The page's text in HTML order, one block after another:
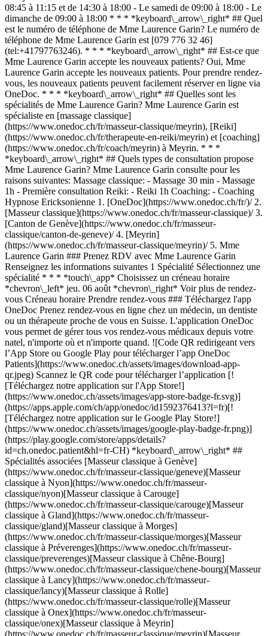
08:45 à 11:15 et de 14:30 à 18:00 - Le samedi de 09:00 à 18:00 - Le
dimanche de 09:00 à 18:00 * * * *keyboard\_arrow\_right* ## Quel
est le numéro de téléphone de Mme Laurence Garin? Le numéro de
téléphone de Mme Laurence Garin est [079 776 32 46]
(tel:+41797763246). * * * *keyboard\_arrow\_right* ## Est-ce que
Mme Laurence Garin accepte les nouveaux patients? Oui, Mme
Laurence Garin accepte les nouveaux patients. Pour prendre rendez-
vous, les nouveaux patients peuvent facilement réserver en ligne via
OneDoc. * * * *keyboard\_arrow\_right* ## Quelles sont les
spécialités de Mme Laurence Garin? Mme Laurence Garin est
spécialiste en [massage classique]
(https://www.onedoc.ch/fr/masseur-classique/meyrin), [Reiki]
(https://www.onedoc.ch/fr/therapeute-en-reiki/meyrin) et [coaching]
(https://www.onedoc.ch/fr/coach/meyrin) à Meyrin. * * *
*keyboard\_arrow\_right* ## Quels types de consultation propose
Mme Laurence Garin? Mme Laurence Garin consulte pour les
raisons suivantes: Massage classique: - Massage 30 min - Massage
1h - Première consultation Reiki: - Reiki 1h Coaching: - Coaching
Hypnose Ericksonienne 1. [OneDoc](https://www.onedoc.ch/fr/)/ 2. [Masseur classique](https://www.onedoc.ch/fr/masseur-classique)/ 3. [Canton de Genève](https://www.onedoc.ch/fr/masseur-classique/canton-de-geneve)/ 4. [Meyrin](https://www.onedoc.ch/fr/masseur-classique/meyrin)/ 5. Mme Laurence Garin ### Prenez RDV avec Mme Laurence Garin Renseignez les informations suivantes 1 Spécialité Sélectionnez une spécialité * * * *touch\_app* Choisissez un créneau horaire *chevron\_left* jeu. 06 août *chevron\_right* Voir plus de rendez-vous Créneau horaire Prendre rendez-vous ### Téléchargez l'app OneDoc Prenez rendez-vous en ligne chez un médecin, un dentiste ou un thérapeute proche de vous en Suisse. L'application OneDoc vous permet de gérer tous vos rendez-vous médicaux depuis votre natel, n'importe où et n'importe quand. ![Code QR redirigeant vers l’App Store ou Google Play pour télécharger l’app OneDoc Patients](https://www.onedoc.ch/assets/images/download-app-qr.jpeg) Scannez le QR code pour télécharger l’application [![Téléchargez notre application sur l'App Store!](https://www.onedoc.ch/assets/images/app-store-badge-fr.svg)](https://apps.apple.com/ch/app/onedoc/id1592376413?l=fr)[![Téléchargez notre application sur le Google Play Store!](https://www.onedoc.ch/assets/images/google-play-badge-fr.png)](https://play.google.com/store/apps/details?id=ch.onedoc.patient&hl=fr-CH) *keyboard\_arrow\_right* ## Spécialités associées [Masseur classique à Genève](https://www.onedoc.ch/fr/masseur-classique/geneve)[Masseur classique à Nyon](https://www.onedoc.ch/fr/masseur-classique/nyon)[Masseur classique à Carouge](https://www.onedoc.ch/fr/masseur-classique/carouge)[Masseur classique à Gland](https://www.onedoc.ch/fr/masseur-classique/gland)[Masseur classique à Morges](https://www.onedoc.ch/fr/masseur-classique/morges)[Masseur classique à Préverenges](https://www.onedoc.ch/fr/masseur-classique/preverenges)[Masseur classique à Chêne-Bourg](https://www.onedoc.ch/fr/masseur-classique/chene-bourg)[Masseur classique à Lancy](https://www.onedoc.ch/fr/masseur-classique/lancy)[Masseur classique à Rolle](https://www.onedoc.ch/fr/masseur-classique/rolle)[Masseur classique à Onex](https://www.onedoc.ch/fr/masseur-classique/onex)[Masseur classique à Meyrin](https://www.onedoc.ch/fr/masseur-classique/meyrin)[Masseur classique à Vernier](https://www.onedoc.ch/fr/masseur-classique/vernier)[Masseur classique à Petit-Lancy](https://www.onedoc.ch/fr/masseur-classique/petit-lancy)[Masseur classique à Cointrin](https://www.onedoc.ch/fr/masseur-classique/cointrin)[Masseur classique à Saint-Sulpice](https://www.onedoc.ch/fr/masseur-classique/saint-sulpice)[Masseur classique à Vésenaz](https://www.onedoc.ch/fr/masseur-classique/vesenaz)[Masseur classique à Montricher](https://www.onedoc.ch/fr/masseur-classique/montricher)[Masseur classique à Denges](https://www.onedoc.ch/fr/masseur-classique/denges)[Masseur classique à Thônex](https://www.onedoc.ch/fr/masseur-classique/thonex)[Masseur classique à Veyrier](https://www.onedoc.ch/fr/masseur-classique/veyrier)[Masseur classique à Tolochenaz](https://www.onedoc.ch/fr/masseur-classique/tolochenaz) *keyboard\_arrow\_right* ## Recherches fréquentes [Physiothérapeute à Genève](https://www.onedoc.ch/fr/physiotherapeute/geneve)[Psychologue à Genève](https://www.onedoc.ch/fr/psychologue/geneve)[Médecin généraliste à Genève](https://www.onedoc.ch/fr/medecin-generaliste/geneve)[Thérapeute en drainage lymphatique à Genève](https://www.onedoc.ch/fr/therapeute-en-drainage-lymphatique/geneve)[Masseur classique à Genève](https://www.onedoc.ch/fr/masseur-classique/geneve)[Spécialiste en médecine interne générale à Genève](https://www.onedoc.ch/fr/specialiste-en-medecine-interne-generale/geneve)[Réflexologue à Genève](https://www.onedoc.ch/fr/reflexologue/geneve)[Médecin-dentiste à Genève](https://www.onedoc.ch/fr/medecin-dentiste/geneve)[Acupuncteur à Genève](https://www.onedoc.ch/fr/acupuncteur/geneve)[Spécialiste en Médecine Traditionnelle Chinoise (MTC) à Genève](https://www.onedoc.ch/fr/specialiste-en-medecine-traditionnelle-chinoise-mtc/geneve)[Physiothérapeute du sport à Genève](https://www.onedoc.ch/fr/physiotherapeute-du-sport/geneve)[Psychothérapeute à Genève](https://www.onedoc.ch/fr/psychotherapeute/geneve)[Masseur thérapeutique à Genève](https://www.onedoc.ch/fr/masseur-therapeutique/geneve)[Gynécologue obstétricien à Genève](https://www.onedoc.ch/fr/gynecologue-obstetricien/geneve)[Ostéopathe à Genève](https://www.onedoc.ch/fr/osteopathe/geneve)[Thérapeute en nutrition MCO à Genève](https://www.onedoc.ch/fr/therapeute-en-nutrition-mco/geneve)[Ophtalmologue à Genève](https://www.onedoc.ch/fr/ophtalmologue/geneve)[Pédiatre à Genève](https://www.onedoc.ch/fr/pediatre/geneve)[Thérapeute en nutrition à Genève](https://www.onedoc.ch/fr/therapeute-en-nutrition/geneve)[Thérapeute en hypnose à Genève](https://www.onedoc.ch/fr/therapeute-en-hypnose/geneve)[Spécialiste en médecine esthétique à Genève](https://www.onedoc.ch/fr/specialiste-en-medecine-esthetique/geneve) *keyboard\_arrow\_right* ## Annuaire des professionnels de santé suisses [Liste des praticiens](https://www.onedoc.ch/fr/annuaire) [A](https://www.onedoc.ch/fr/annuaire/A) [B](https://www.onedoc.ch/fr/annuaire/B) [C](https://www.onedoc.ch/fr/annuaire/C) [D](https://www.onedoc.ch/fr/annuaire/D) [E](https://www.onedoc.ch/fr/annuaire/E) [F](https://www.onedoc.ch/fr/annuaire/F) [G](https://www.onedoc.ch/fr/annuaire/G) [H](https://www.onedoc.ch/fr/annuaire/H) [I](https://www.onedoc.ch/fr/annuaire/I) [J](https://www.onedoc.ch/fr/annuaire/J) [K](https://www.onedoc.ch/fr/annuaire/K) [L](https://www.onedoc.ch/fr/annuaire/L) [M](https://www.onedoc.ch/fr/annuaire/M) [N](https://www.onedoc.ch/fr/annuaire/N) [O](https://www.onedoc.ch/fr/annuaire/O) [P](https://www.onedoc.ch/fr/annuaire/P) [Q](https://www.onedoc.ch/fr/annuaire/Q) [R](https://www.onedoc.ch/fr/annuaire/R) [S](https://www.onedoc.ch/fr/annuaire/S) [T](https://www.onedoc.ch/fr/annuaire/T) [U](https://www.onedoc.ch/fr/annuaire/U) [V](https://www.onedoc.ch/fr/annuaire/V) [W](https://www.onedoc.ch/fr/annuaire/W) [X](https://www.onedoc.ch/fr/annuaire/X) [Y](https://www.onedoc.ch/fr/annuaire/Y) [Z](https://www.onedoc.ch/fr/annuaire/Z) ## OneDoc [Pour les professionnels de santé](https://info.onedoc.ch/fr/) [À propos de nous](https://info.onedoc.ch/fr/raison-d-etre/) [Presse](https://info.onedoc.ch/fr/presse/) [Carrières](https://career.onedoc.ch/fr) [Centre de confidentialité](https://privacy.onedoc.ch/fr/) [Gestion des cookies](javascript:Didomi.preferences.show%28%29) [Centre d'aide](https://help.onedoc.ch/fr/) ## Langues [Deutsch](https://www.onedoc.ch/de/masseurin-klassische-massage/meyrin/pc3hs/laurence-garin) [Français](https://www.onedoc.ch/fr/masseuse-classique/meyrin/pc3hs/laurence-garin) [Italiano](https://www.onedoc.ch/it/massaggiatrice-classica/meyrin/pc3hs/laurence-garin) [English](https://www.onedoc.ch/en/classic-massage-therapist/meyrin/pc3hs/laurence-garin) ## Spécialités associées [Massage classique à Genève](https://www.onedoc.ch/fr/masseur-classique/geneve) [Massage classique à Nyon](https://www.onedoc.ch/fr/masseur-classique/nyon) [Massage classique à Carouge](https://www.onedoc.ch/fr/masseur-classique/carouge) [Massage classique à Gland](https://www.onedoc.ch/fr/masseur-classique/gland) [Massage classique à Morges](https://www.onedoc.ch/fr/masseur-classique/morges) [Massage classique à Préverenges](https://www.onedoc.ch/fr/masseur-classique/preverenges) [Massage classique à Chêne-Bourg](https://www.onedoc.ch/fr/masseur-classique/chene-bourg) [Massage classique à Lancy](https://www.onedoc.ch/fr/masseur-classique/lancy) [Massage classique à Rolle](https://www.onedoc.ch/fr/masseur-classique/rolle) [Massage classique à Onex](https://www.onedoc.ch/fr/masseur-classique/onex) [Massage classique à Meyrin](https://www.onedoc.ch/fr/masseur-classique/meyrin) [Massage classique à Vernier](https://www.onedoc.ch/fr/masseur-classique/vernier) [Massage classique à Petit-Lancy](https://www.onedoc.ch/fr/masseur-classique/petit-lancy) [Massage classique à Cointrin](https://www.onedoc.ch/fr/masseur-classique/cointrin) [Massage classique à Saint-Sulpice](https://www.onedoc.ch/fr/masseur-classique/saint-sulpice) [Massage classique à Vésenaz](https://www.onedoc.ch/fr/masseur-classique/vesenaz) [Massage classique à Montricher](https://www.onedoc.ch/fr/masseur-classique/montricher) [Massage classique à Denges](https://www.onedoc.ch/fr/masseur-classique/denges) [Massage classique à Thônex](https://www.onedoc.ch/fr/masseur-classique/thonex) [Massage classique à Veyrier](https://www.onedoc.ch/fr/masseur-classique/veyrier) [Massage classique à Tolochenaz](https://www.onedoc.ch/fr/masseur-classique/tolochenaz) ## Recherches fréquentes [Physiothérapeute à Genève](https://www.onedoc.ch/fr/physiotherapeute/geneve) [Psychologue à Genève](https://www.onedoc.ch/fr/psychologue/geneve) [Médecin généraliste à Genève](https://www.onedoc.ch/fr/medecin-generaliste/geneve) [Thérapeute en drainage lymphatique à Genève](https://www.onedoc.ch/fr/therapeute-en-drainage-lymphatique/geneve) [Massage classique à Genève](https://www.onedoc.ch/fr/masseur-classique/geneve) [Spécialiste en médecine interne générale à Genève](https://www.onedoc.ch/fr/specialiste-en-medecine-interne-generale/geneve) [Réflexologue à Genève](https://www.onedoc.ch/fr/reflexologue/geneve) [Médecin-dentiste à Genève](https://www.onedoc.ch/fr/medecin-dentiste/geneve) [Acupuncture à Genève](https://www.onedoc.ch/fr/acupuncteur/geneve) [Spécialiste en Médecine Traditionnelle Chinoise (MTC) à Genève](https://www.onedoc.ch/fr/specialiste-en-medecine-traditionnelle-chinoise-mtc/geneve) [Physiothérapeute du sport à Genève](https://www.onedoc.ch/fr/physiotherapeute-du-sport/geneve) [Psychothérapeute à Genève](https://www.onedoc.ch/fr/psychotherapeute/geneve) [Massage thérapeutique à Genèv